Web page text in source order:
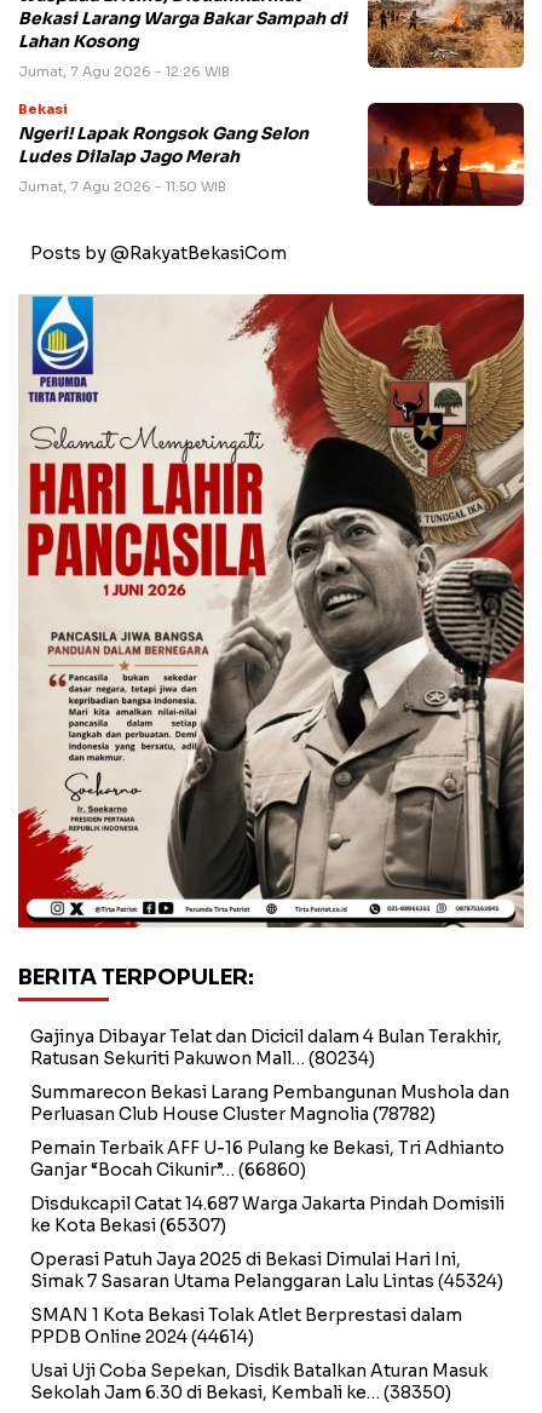
Bekasi Larang Warga Bakar Sampah di
Lahan Kosong
Jumat, 7 Agu 2026 - 12:26 WIB
Bekasi
Ngeri! Lapak Rongsok Gang Selon
Ludes Dilalap Jago Merah
Jumat, 7 Agu 2026 - 11:50 WIB
Posts by @RakyatBekasiCom
BERITA TERPOPULER:
Gajinya Dibayar Telat dan Dicicil dalam 4 Bulan Terakhir,
Ratusan Sekuriti Pakuwon Mall… (80234)
Summarecon Bekasi Larang Pembangunan Mushola dan
Perluasan Club House Cluster Magnolia (78782)
Pemain Terbaik AFF U-16 Pulang ke Bekasi, Tri Adhianto
Ganjar “Bocah Cikunir”… (66860)
Disdukcapil Catat 14.687 Warga Jakarta Pindah Domisili
ke Kota Bekasi(65307)
Operasi Patuh Jaya 2025 di Bekasi Dimulai Hari Ini,
Simak 7 Sasaran Utama Pelanggaran Lalu Lintas (45324)
SMAN 1 Kota Bekasi Tolak Atlet Berprestasi dalam
PPDB Online 2024(44614)
Usai Uji Coba Sepekan, Disdik Batalkan Aturan Masuk
Sekolah Jam 6.30 di Bekasi, Kembali ke… (38350)